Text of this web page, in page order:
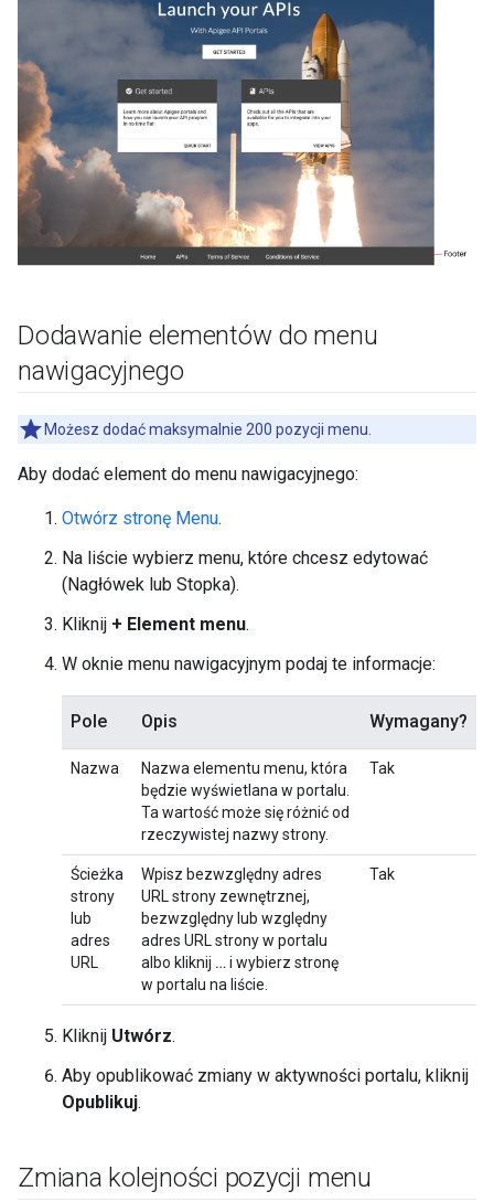
Dodawanie elementów do menu
nawigacyjnego
Możesz dodać maksymalnie 200 pozycji menu.
Aby dodać element do menu nawigacyjnego:
Otwórz stronę Menu.
Na liście wybierz menu, które chcesz edytować
(Nagłówek lub Stopka).
Kliknij + Element menu.
W oknie menu nawigacyjnym podaj te informacje:
Pole Opis Wymagany?
Nazwa
Nazwa elementu menu, która
będzie wyświetlana w portalu.
Ta wartość może się różnić od
rzeczywistej nazwy strony.
Tak
Ścieżka
strony
lub
adres
URL
Wpisz bezwzględny adres
URL strony zewnętrznej,
bezwzględny lub względny
adres URL strony w portalu
albo kliknij … i wybierz stronę
w portalu na liście.
Tak
Kliknij Utwórz.
Aby opublikować zmiany w aktywności portalu, kliknij
Opublikuj.
Zmiana kolejności pozycji menu